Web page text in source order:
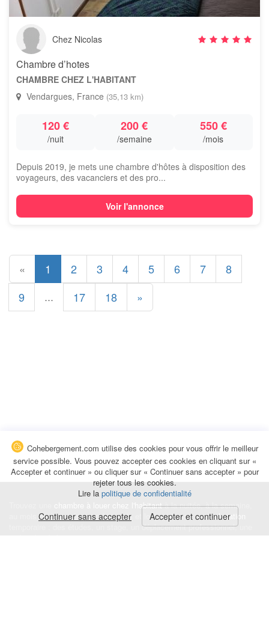
Chez Nicolas
Chambre d’hotes
CHAMBRE CHEZ L'HABITANT
Vendargues, France (35,13 km)
120 €
/nuit
200 €
/semaine
550 €
/mois
Depuis 2019, je mets une chambre d'hôtes à disposition des
voyageurs, des vacanciers et des pro...
Voir l'annonce
« 1 2 3 4 5 6 7
8
9
... 17 18 »
chambre à louer chez l'habitantà la nuitée, à la semaine,
au mois ou à l'année pour de courts et longs séjours, unecolocation
temporaire : des études, un stage, un déplacement professionnel, une
Cohebergement.com utilise des cookies pour vous offrir le meilleur
service possible. Vous pouvez accepter ces cookies en cliquant sur «
Accepter et continuer » ou cliquer sur « Continuer sans accepter » pour
rejeter tous les cookies.
Lire la politique de confidentialité
Continuer sans accepter Accepter et continuer